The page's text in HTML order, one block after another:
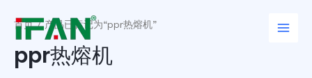
首页/ 产品已标记为“ppr热熔机”
ppr热熔机